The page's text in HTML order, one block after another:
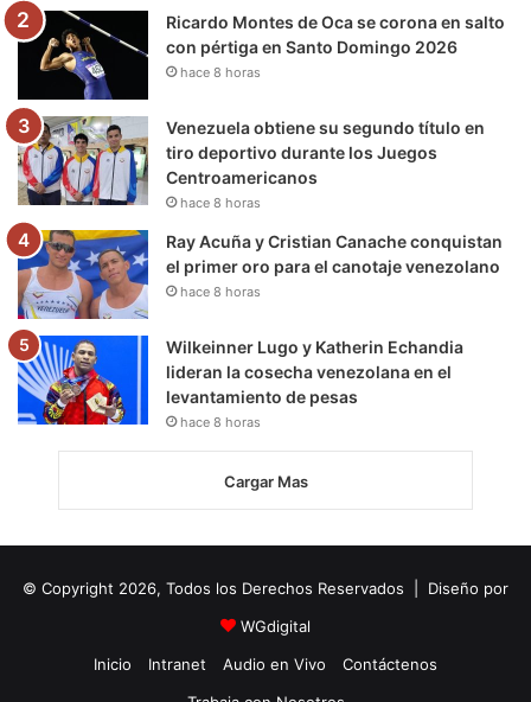
m
Ricardo Montes de Oca se corona en salto
con pértiga en Santo Domingo 2026
hace 8 horas
Venezuela obtiene su segundo título en
tiro deportivo durante los Juegos
Centroamericanos
hace 8 horas
Ray Acuña y Cristian Canache conquistan
el primer oro para el canotaje venezolano
hace 8 horas
Wilkeinner Lugo y Katherin Echandia
lideran la cosecha venezolana en el
levantamiento de pesas
hace 8 horas
Cargar Mas
© Copyright 2026, Todos los Derechos Reservados | Diseño por
WGdigital
Inicio
Intranet Audio en Vivo
Contáctenos